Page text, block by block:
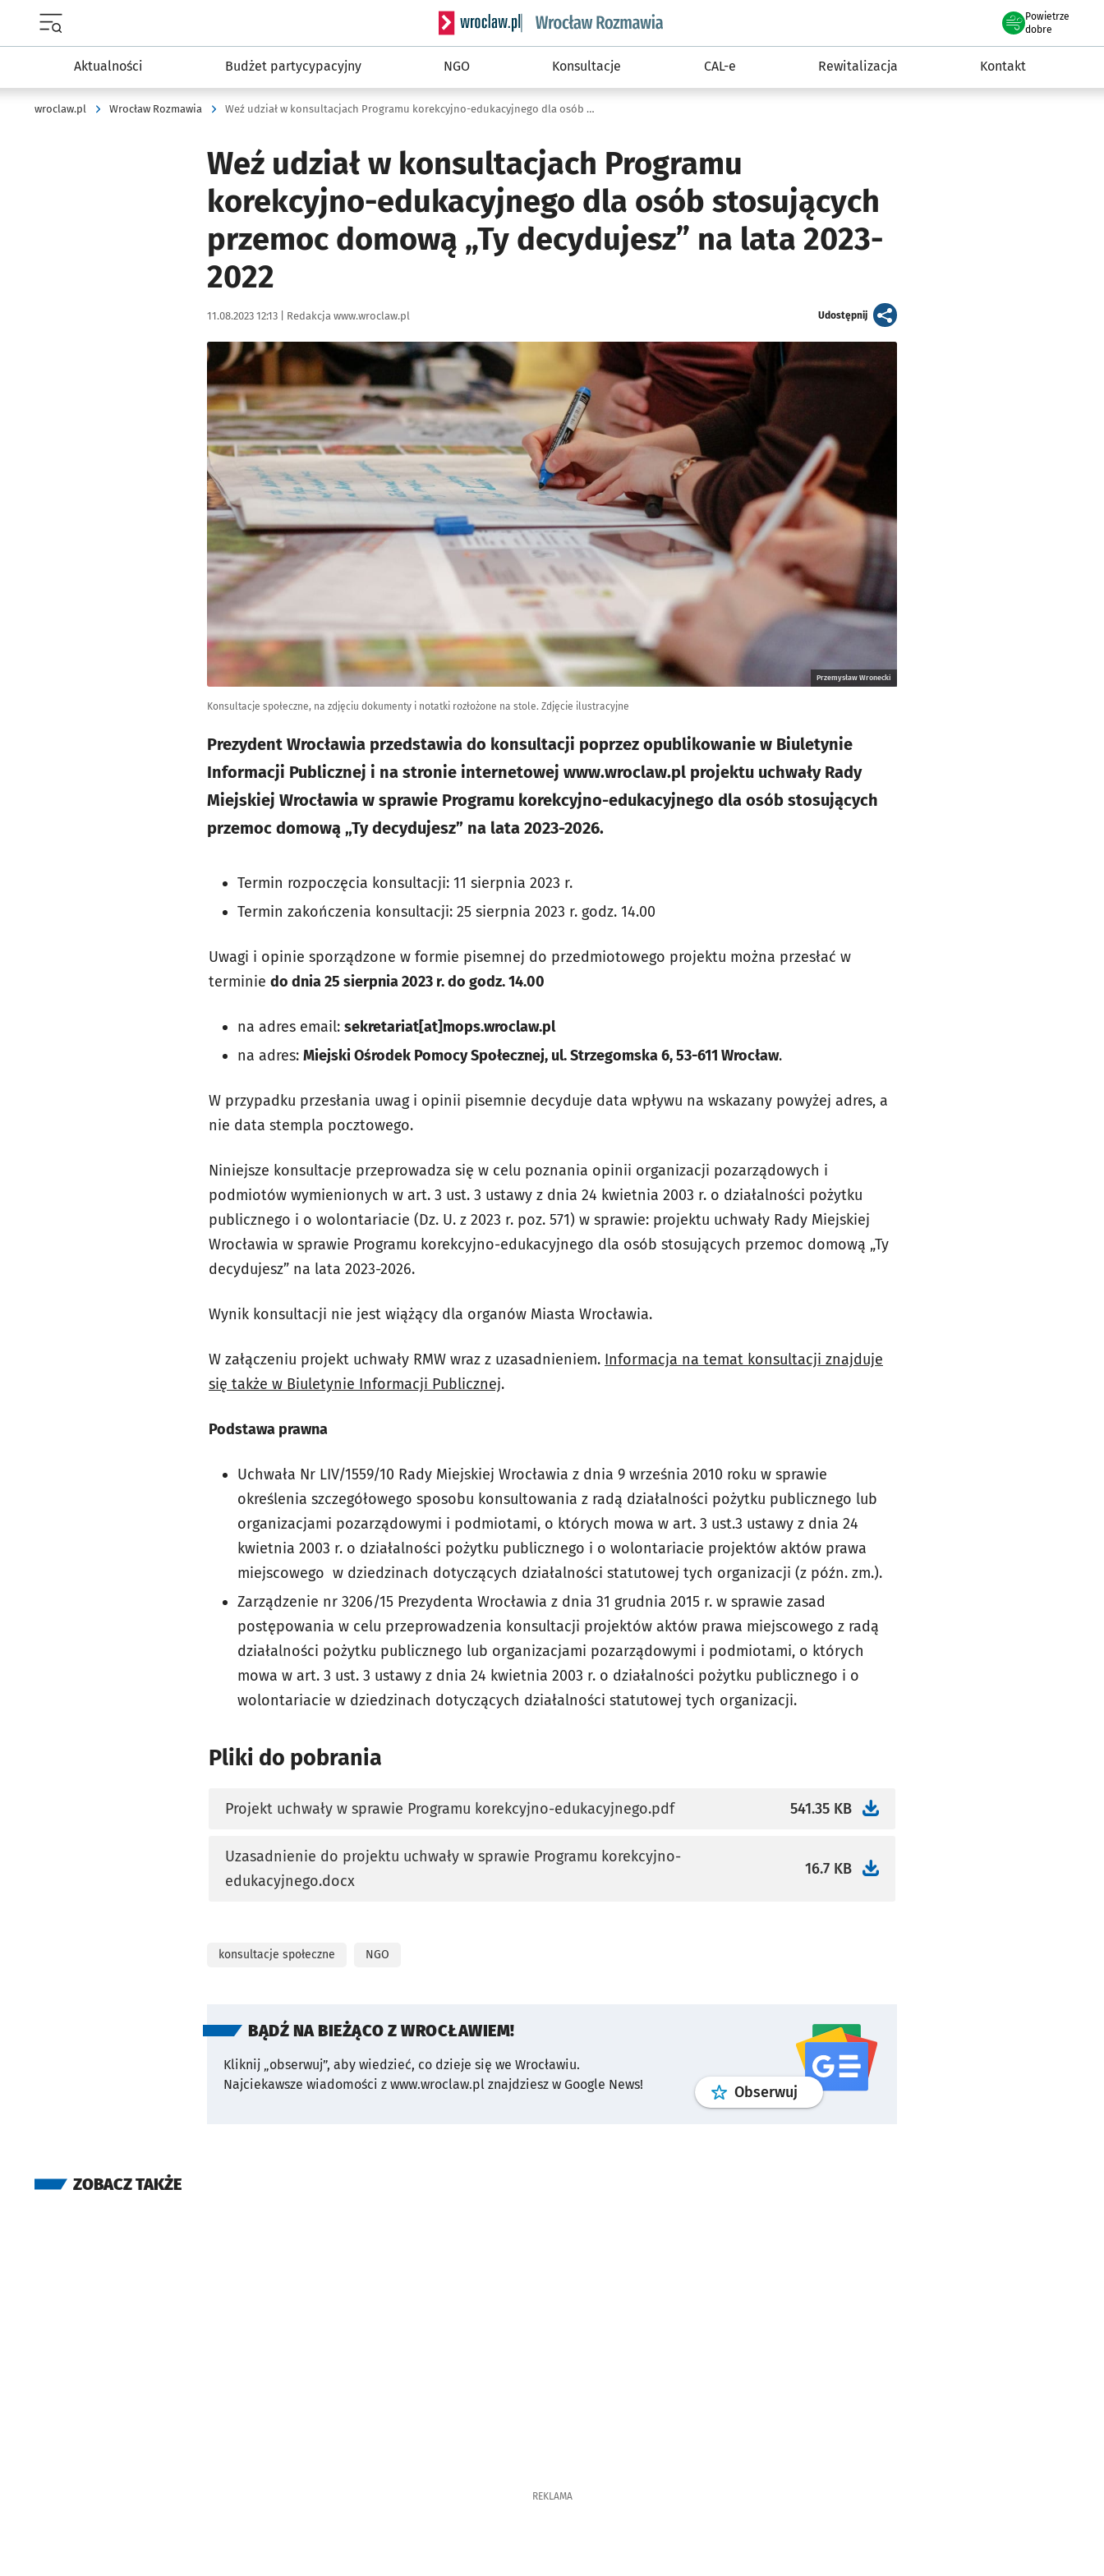
Serwis informacyjny wroclaw.pl podserwis: Rozmawia
Powietrze
we Wrocławiu
dobre
Aktualności Budżet partycypacyjny NGO Konsultacje CAL-e Rewitalizacja Kontakt
wroclaw.pl Wrocław Rozmawia Weź udział w konsultacjach Programu korekcyjno-edukacyjnego dla osób stosujących przemoc domową „Ty decydujesz” na lata 2023-2022
Weź udział w konsultacjach Programu
korekcyjno-edukacyjnego dla osób stosujących
przemoc domową „Ty decydujesz” na lata 2023-
2022
Data publikacji:
11.08.2023 12:13 | Autor:
Redakcja www.wroclaw.pl Udostępnijartykuł
Kliknij, aby powiększyć
Przemysław Wronecki
Konsultacje społeczne, na zdjęciu dokumenty i notatki rozłożone na stole. Zdjęcie ilustracyjne
Prezydent Wrocławia przedstawia do konsultacji poprzez opublikowanie w Biuletynie
Informacji Publicznej i na stronie internetowej www.wroclaw.pl projektu uchwały Rady
Miejskiej Wrocławia w sprawie Programu korekcyjno-edukacyjnego dla osób stosujących
przemoc domową „Ty decydujesz” na lata 2023-2026.
Termin rozpoczęcia konsultacji: 11 sierpnia 2023 r.
Termin zakończenia konsultacji: 25 sierpnia 2023 r. godz. 14.00
Uwagi i opinie sporządzone w formie pisemnej do przedmiotowego projektu można przesłać w
terminie do dnia 25 sierpnia 2023 r. do godz. 14.00
na adres email: sekretariat[at]mops.wroclaw.pl
na adres: Miejski Ośrodek Pomocy Społecznej, ul. Strzegomska 6, 53-611 Wrocław.
W przypadku przesłania uwag i opinii pisemnie decyduje data wpływu na wskazany powyżej adres, a
nie data stempla pocztowego.
Niniejsze konsultacje przeprowadza się w celu poznania opinii organizacji pozarządowych i
podmiotów wymienionych w art. 3 ust. 3 ustawy z dnia 24 kwietnia 2003 r. o działalności pożytku
publicznego i o wolontariacie (Dz. U. z 2023 r. poz. 571) w sprawie: projektu uchwały Rady Miejskiej
Wrocławia w sprawie Programu korekcyjno-edukacyjnego dla osób stosujących przemoc domową „Ty
decydujesz” na lata 2023-2026.
Wynik konsultacji nie jest wiążący dla organów Miasta Wrocławia.
W załączeniu projekt uchwały RMW wraz z uzasadnieniem. Informacja na temat konsultacji znajduje
się także w Biuletynie Informacji Publicznej.
Podstawa prawna
Uchwała Nr LIV/1559/10 Rady Miejskiej Wrocławia z dnia 9 września 2010 roku w sprawie
określenia szczegółowego sposobu konsultowania z radą działalności pożytku publicznego lub
organizacjami pozarządowymi i podmiotami, o których mowa w art. 3 ust.3 ustawy z dnia 24
kwietnia 2003 r. o działalności pożytku publicznego i o wolontariacie projektów aktów prawa
miejscowego w dziedzinach dotyczących działalności statutowej tych organizacji (z późn. zm.).
Zarządzenie nr 3206/15 Prezydenta Wrocławia z dnia 31 grudnia 2015 r. w sprawie zasad
postępowania w celu przeprowadzenia konsultacji projektów aktów prawa miejscowego z radą
działalności pożytku publicznego lub organizacjami pozarządowymi i podmiotami, o których
mowa w art. 3 ust. 3 ustawy z dnia 24 kwietnia 2003 r. o działalności pożytku publicznego i o
wolontariacie w dziedzinach dotyczących działalności statutowej tych organizacji.
Pliki do pobrania
Projekt uchwały w sprawie Programu korekcyjno-edukacyjnego.pdf 541.35 KB
otworzy się w nowej karcie
Uzasadnienie do projektu uchwały w sprawie Programu korekcyjno-
edukacyjnego.docx
16.7 KB
otworzy się w nowej karcie
konsultacje społeczne NGO
BĄDŹ NA BIEŻĄCO Z WROCŁAWIEM!
Kliknij „obserwuj”, aby wiedzieć, co dzieje się we Wrocławiu.
Najciekawsze wiadomości z www.wroclaw.pl znajdziesz w Google News!
Obserwuj profilgoogle news
ZOBACZ TAKŻE
REKLAMA